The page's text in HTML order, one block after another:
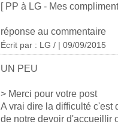
[ PP à LG - Mes
réponse au commentaire
Écrit par : LG / | 09/09/2015
UN PEU
> Merci pour votre post
A vrai dire la difficulté c'est
de notre devoir d'accueillir